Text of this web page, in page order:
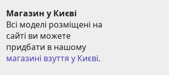
Магазин у Києві
Всі моделі розміщені на
сайті ви можете
магазині взуття у Києві.